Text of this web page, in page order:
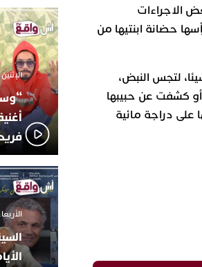
الاجراءات
حضانة ابنتيها من
لتجس النبض،
كشفت عن حبيبها
على دراجة مائية
الإثنين 6 أكتوبر 2025 - 17:31
فريد
الأربعاء 24 سبتمبر 2025 -